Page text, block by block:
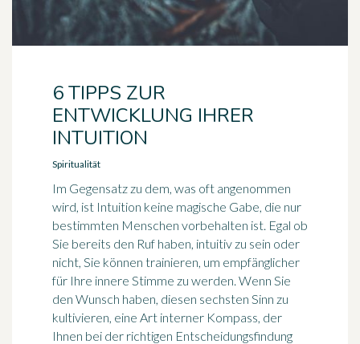
6 TIPPS ZUR
ENTWICKLUNG IHRER
INTUITION
Spiritualität
Im Gegensatz zu dem, was oft angenommen
wird, ist Intuition keine magische Gabe, die nur
bestimmten Menschen vorbehalten ist. Egal ob
Sie bereits den Ruf haben, intuitiv zu sein oder
nicht, Sie können trainieren, um empfänglicher
für Ihre innere Stimme zu werden. Wenn Sie
den Wunsch haben, diesen sechsten Sinn zu
kultivieren, eine Art interner Kompass, der
Ihnen bei der richtigen Entscheidungsfindung